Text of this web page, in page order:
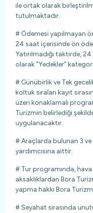
ile ortak olarak
tutulmaktadır.
# Ödemesi yapılmayan
24 saat içerisinde ön
Yatırılmadığı taktirde,
olarak "Yedekler"
# Günübirlik ve Tek
koltuk sıraları kayıt
üzeri konaklamalı
Turizmin belirlediği
uygulanacaktır.
# Araçlarda bulunan 3
yardımcısına aittir.
# Tur programında,
aksaklıklardan Bora
yapma hakkı Bora
# Seyahat sırasında